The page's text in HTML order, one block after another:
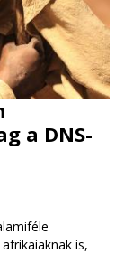
a DNS-
is,